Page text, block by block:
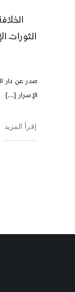
الثورات
صدر عن دار
الإسرار [...]
إقرأ المزيد